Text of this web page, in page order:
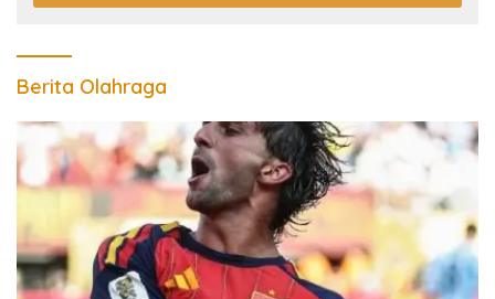
Berita Olahraga